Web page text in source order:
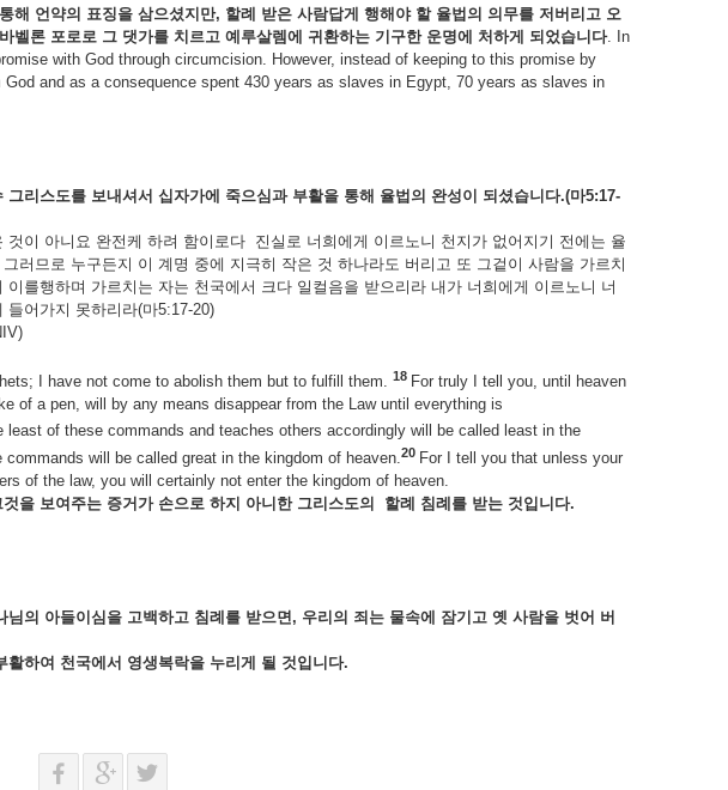
통해 언약의 표징을 삼으셨지만, 할례 받은 사람답게 행해야 할 율법의 의무를 저버리고 오
바벨론 포로로 그 댓가를 치르고 예루살렘에 귀환하는 기구한 운명에 처하게 되었습니다. In
with God through circumcision. However, instead of keeping to this promise by
and as a consequence spent 430 years as slaves in Egypt, 70 years as slaves in
그리스도를 보내셔서 십자가에 죽으심과 부활을 통해 율법의 완성이 되셨습니다.(마5:17-
이 아니요 완전케 하려 함이로다 진실로 너희에게 이르노니 천지가 없어지기 전에는 율
러므로 누구든지 이 계명 중에 지극히 작은 것 하나라도 버리고 또 그겉이 사람을 가르치
를행하며 가르치는 자는 천국에서 크다 일컬음을 받으리라 내가 너희에게 이르노니 너
어가지 못하리라(마5:17-20)
I have not come to abolish them but to fulfill them. 18 For truly I tell you, until heaven
of a pen, will by any means disappear from the Law until everything is
least of these commands and teaches others accordingly will be called least in the
will be called great in the kingdom of heaven. 20 For I tell you that unless your
of the law, you will certainly not enter the kingdom of heaven.
것을 보여주는 증거가 손으로 하지 아니한 그리스도의 할례 침례를 받는 것입니다.
님의 아들이심을 고백하고 침례를 받으면, 우리의 죄는 물속에 잠기고 옛 사람을 벗어 버
활하여 천국에서 영생복락을 누리게 될 것입니다.